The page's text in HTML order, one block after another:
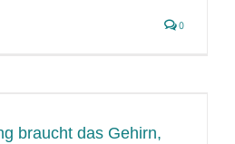
0
braucht das Gehirn,